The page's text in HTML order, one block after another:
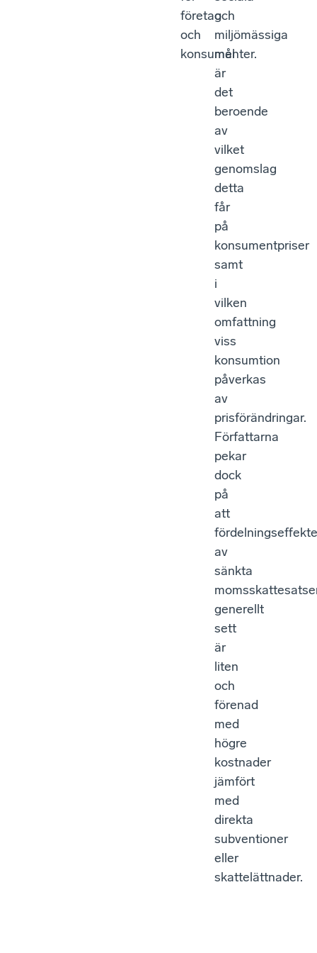
företag
och
konsumenter.
och
miljömässiga
mål
är
det
beroende
av
vilket
genomslag
detta
får
på
konsumentpriser
samt
i
vilken
omfattning
viss
konsumtion
påverkas
av
prisförändringar.
Författarna
pekar
dock
på
att
av
sänkta
generellt
sett
är
liten
och
förenad
med
högre
kostnader
jämfört
med
direkta
subventioner
eller
skattelättnader.